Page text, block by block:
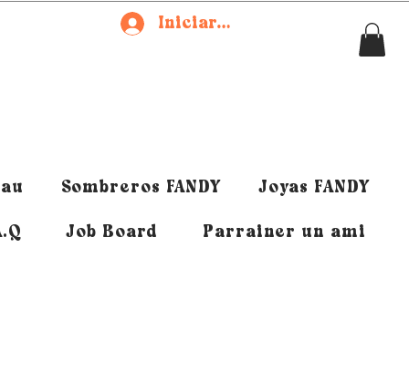
Iniciar sesión
Sombreros FANDY Joyas FANDY
Job Board Parrainer un ami